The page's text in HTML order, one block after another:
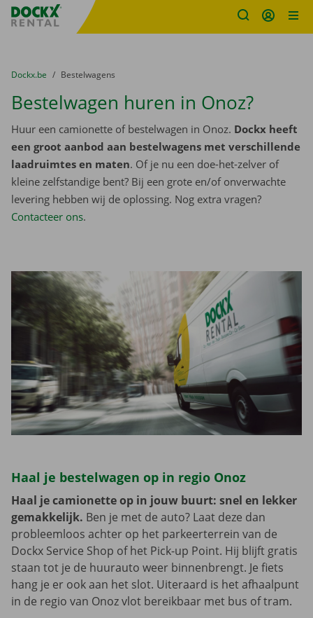
Fratello DEMO
U bevindt zich hier:
van
Dockx.be naar
Bestelwagens
Bestelwagen huren in Onoz?
Huur een camionette of bestelwagen in Onoz. Dockx heeft
een groot aanbod aan bestelwagens met verschillende
laadruimtes en maten. Of je nu een doe-het-zelver of
kleine zelfstandige bent? Bij een grote en/of onverwachte
levering hebben wij de oplossing. Nog extra vragen?
Contacteer ons.
Haal je bestelwagen op in regio Onoz
Haal je camionette op in jouw buurt: snel en lekker
gemakkelijk. Ben je met de auto? Laat deze dan
probleemloos achter op het parkeerterrein van de
Dockx Service Shop of het Pick-up Point. Hij blijft gratis
staan tot je de huurauto weer binnenbrengt. Je fiets
hang je er ook aan het slot. Uiteraard is het afhaalpunt
in de regio van Onoz vlot bereikbaar met bus of tram.